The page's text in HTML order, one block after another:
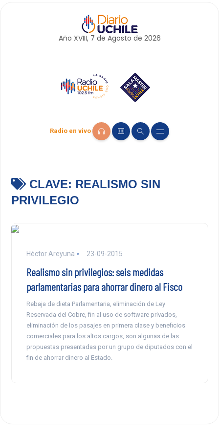
Año XVIII, 7 de Agosto de 2026
Radio en vivo
CLAVE: REALISMO SIN
PRIVILEGIO
Héctor Areyuna 23-09-2015
Realismo sin privilegios: seis medidas
parlamentarias para ahorrar dinero al Fisco
Rebaja de dieta Parlamentaria, eliminación de Ley
Reservada del Cobre, fin al uso de software privados,
eliminación de los pasajes en primera clase y beneficios
comerciales para los altos cargos, son algunas de las
propuestas presentadas por un grupo de diputados con el
fin de ahorrar dinero al Estado.